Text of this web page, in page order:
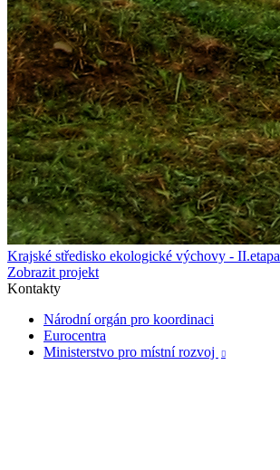
Krajské středisko ekologické výchovy - II.etapa
Zobrazit projekt
Kontakty
Národní orgán pro koordinaci
Eurocentra
Ministerstvo pro místní rozvoj
